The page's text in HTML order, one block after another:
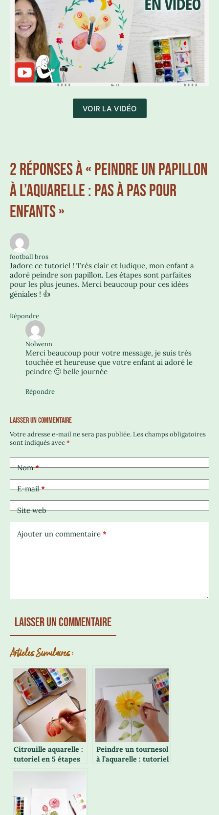
VOIR LA VIDÉO
2 RÉPONSES À « PEINDRE UN PAPILLON
À L’AQUARELLE : PAS À PAS POUR
ENFANTS »
football bros
Jadore ce tutoriel ! Très clair et ludique, mon enfant a
adoré peindre son papillon. Les étapes sont parfaites
pour les plus jeunes. Merci beaucoup pour ces idées
géniales ! 👍
Répondre
Nolwenn
Merci beaucoup pour votre message, je suis très
touchée et heureuse que votre enfant ai adoré le
peindre 🙂 belle journée
Répondre
LAISSER UN COMMENTAIRE
Votre adresse e-mail ne sera pas publiée.Les champs obligatoires
sont indiqués avec*
Nom*
E-mail*
Site web
Ajouter un commentaire *
Laisser un commentaire
Articles Similaires :
Citrouille aquarelle :
tutoriel en 5 étapes
Peindre un tournesol
à l’aquarelle : tutoriel